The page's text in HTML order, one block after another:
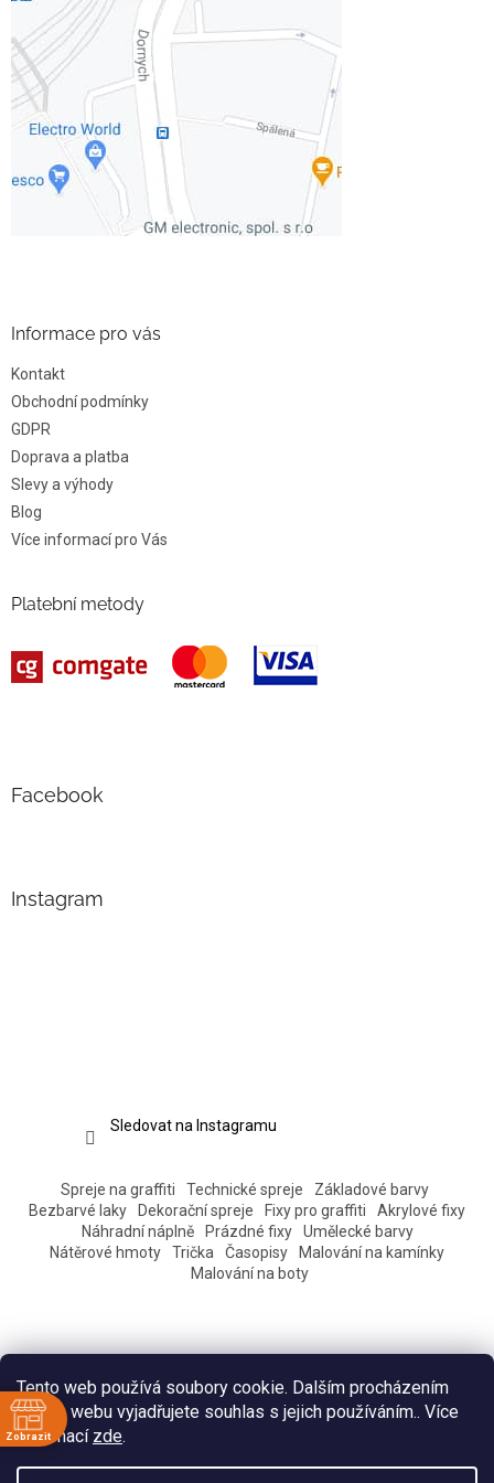
Tento web používá soubory cookie. Dalším procházením
tohoto webu vyjadřujete souhlas s jejich používáním.. Více
informací zde.
Informace pro vás
Kontakt
Obchodní podmínky
GDPR
Doprava a platba
Slevy a výhody
Blog
Více informací pro Vás
Platební metody
Facebook
Instagram
Sledovat na Instagramu
Spreje na graffiti Technické spreje
Základové barvy
Bezbarvé laky
Dekorační spreje Fixy pro graffiti
Akrylové fixy
Náhradní náplně
Prázdné fixy
Umělecké barvy
Nátěrové hmoty
Trička Časopisy
Malování na kamínky
Malování na boty
Zobrazit